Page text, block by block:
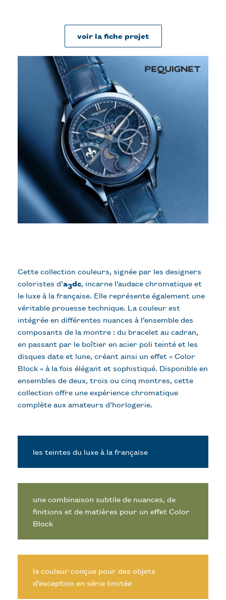
voir la fiche projet
Cette collection couleurs, signée par les designers
coloristes d’a3dc, incarne l’audace chromatique et
le luxe à la française. Elle représente également une
véritable prouesse technique. La couleur est
intégrée en différentes nuances à l’ensemble des
composants de la montre : du bracelet au cadran,
en passant par le boîtier en acier poli teinté et les
disques date et lune, créant ainsi un effet « Color
Block » à la fois élégant et sophistiqué. Disponible en
ensembles de deux, trois ou cinq montres, cette
collection offre une expérience chromatique
complète aux amateurs d’horlogerie.
les teintes du luxe à la française
une combinaison subtile de nuances, de
finitions et de matières pour un effet Color
Block
la couleur conçue pour des objets
d’exception en série limitée